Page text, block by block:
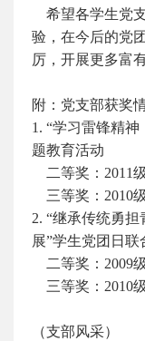
希望各学生党
验，在今后的党
厉，开展更多富
附：党支部获奖
1. “学习雷锋精
题教育活动
二等奖：2011
三等奖：2010
2. “继承传统勇
展”学生党团日
二等奖：2009
三等奖：2010
（支部风采）